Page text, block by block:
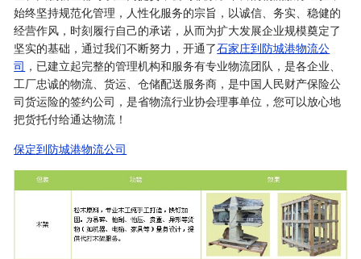
始终坚持规范化管理，人性化服务的宗旨，以诚信、务实、稳健的
经营作风，时刻履行自己的承诺，从而为扩大发展企业规模奠定了
坚实的基础，通过我们不断努力，开通了石家庄到防城港物流公
司 ，已建立起完整的管理机构和服务有专业物流团队，是各企业、
工厂忠诚的物流、货运、仓储配送服务商，是中国人民财产保险公
司货运险的签约公司，是省物流行业协会理事单位，您可以放心地
把货托付给通达物流！
保定到防城港物流公司